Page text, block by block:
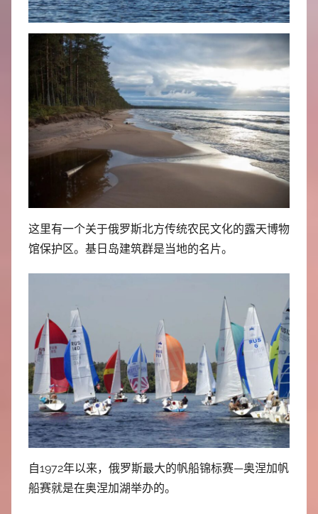
这里有一个关于俄罗斯北方传统农民文化的露天博物
馆保护区。基日岛建筑群是当地的名片。
自1972年以来，俄罗斯最大的帆船锦标赛—奥涅加帆
船赛就是在奥涅加湖举办的。